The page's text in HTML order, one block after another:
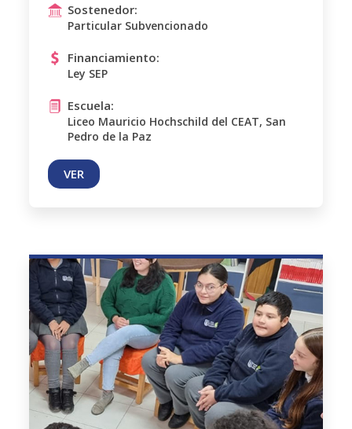
Sostenedor:
Particular Subvencionado
Financiamiento:
Ley SEP
Escuela:
Liceo Mauricio Hochschild del CEAT, San
Pedro de la Paz
VER